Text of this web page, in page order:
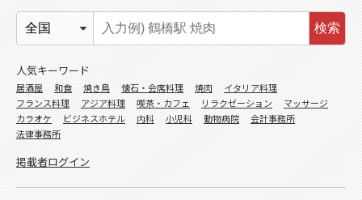
検索
人気キーワード
居酒屋 和食 焼き鳥 懐石・会席料理 焼肉
イタリア料理
フランス料理
アジア料理 喫茶・カフェ リラクゼーション
マッサージ
カラオケ
ビジネスホテル 内科 小児科 動物病院
会計事務所
法律事務所
掲載者ログイン